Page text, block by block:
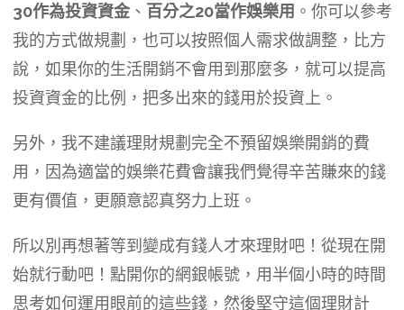
30作為投資資金、 百分之20當作娛樂用 。你可以參考
我的方式做規劃，也可以按照個人需求做調整，比方
說，如果你的生活開銷不會用到那麼多，就可以提高
投資資金的比例，把多出來的錢用於投資上。
另外，我不建議理財規劃完全不預留娛樂開銷的費
用，因為適當的娛樂花費會讓我們覺得辛苦賺來的錢
更有價值，更願意認真努力上班。
所以別再想著等到變成有錢人才來理財吧！從現在開
始就行動吧！點開你的網銀帳號，用半個小時的時間
思考如何運用眼前的這些錢，然後堅守這個理財計